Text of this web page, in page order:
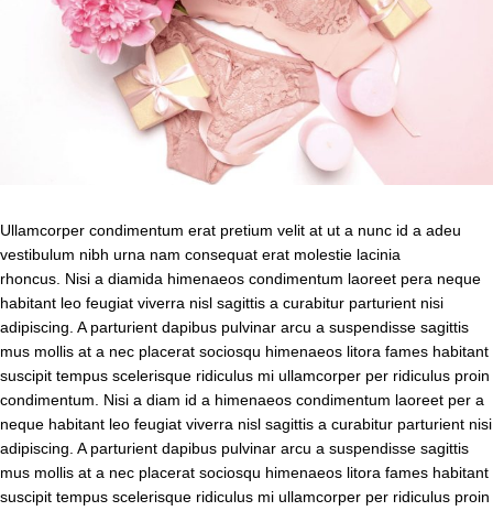
Ullamcorper condimentum erat pretium velit at ut a nunc id a adeu
vestibulum nibh urna nam consequat erat molestie lacinia
rhoncus. Nisi a diamida himenaeos condimentum laoreet pera neque
habitant leo feugiat viverra nisl sagittis a curabitur parturient nisi
adipiscing. A parturient dapibus pulvinar arcu a suspendisse sagittis
mus mollis at a nec placerat sociosqu himenaeos litora fames habitant
suscipit tempus scelerisque ridiculus mi ullamcorper per ridiculus proin
condimentum. Nisi a diam id a himenaeos condimentum laoreet per a
neque habitant leo feugiat viverra nisl sagittis a curabitur parturient nisi
adipiscing. A parturient dapibus pulvinar arcu a suspendisse sagittis
mus mollis at a nec placerat sociosqu himenaeos litora fames habitant
suscipit tempus scelerisque ridiculus mi ullamcorper per ridiculus proin